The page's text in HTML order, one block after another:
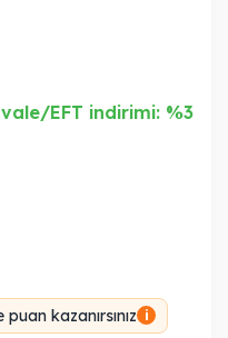
EFT indirimi: %3
kazanırsınız i